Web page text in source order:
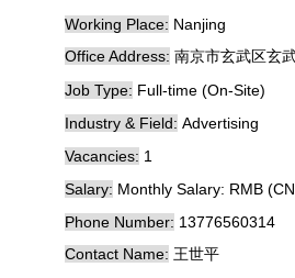
Working Place: Nanjing
Office Address: 南京市玄武区玄
Job Type: Full-time (On-Site)
Industry & Field: Advertising
Vacancies: 1
Salary: Monthly Salary: RMB
Phone Number: 13776560314
Contact Name: 王世平